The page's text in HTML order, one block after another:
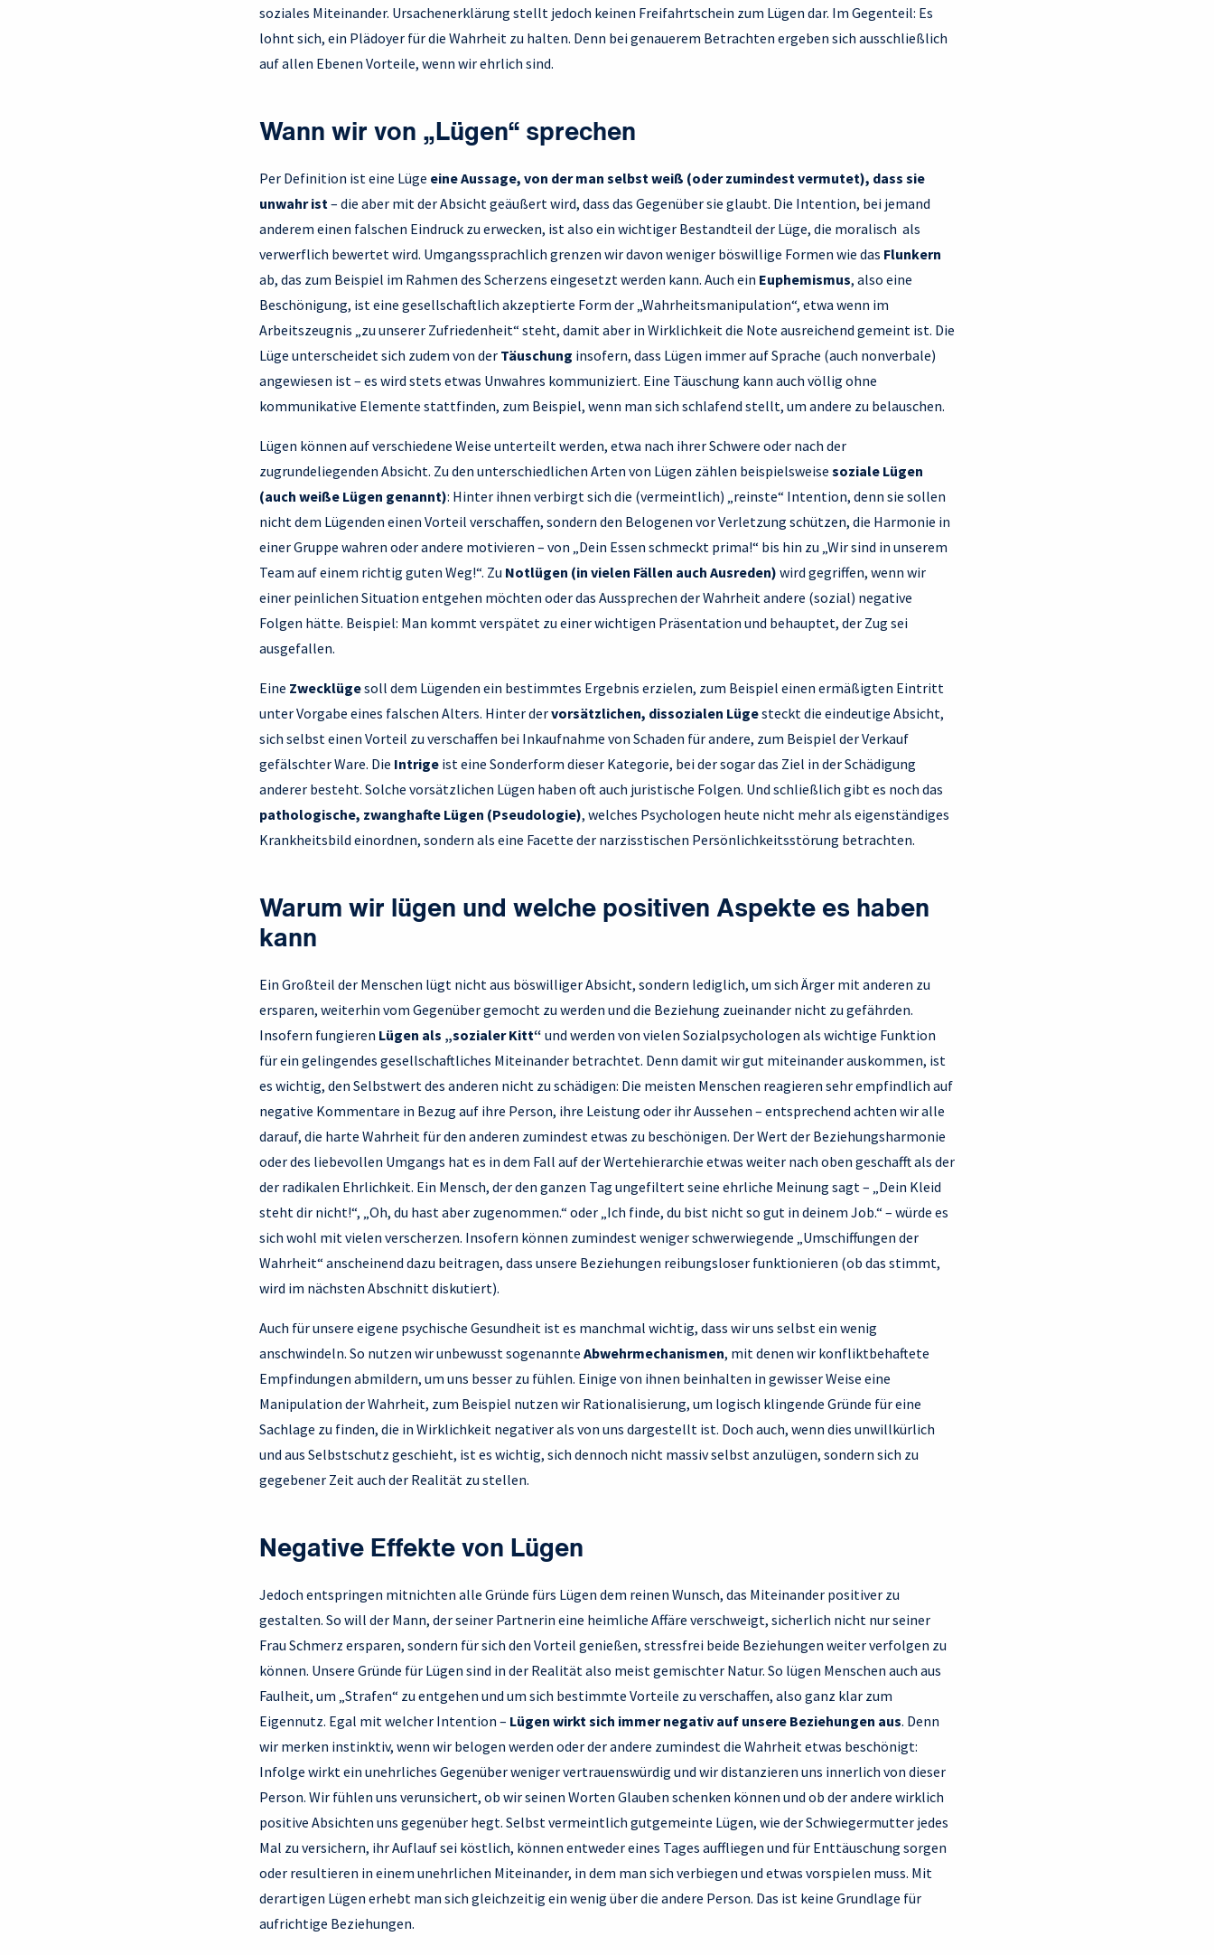
soziales Miteinander. Ursachenerklärung stellt jedoch keinen Freifahrtschein zum Lügen dar. Im Gegenteil: Es
lohnt sich, ein Plädoyer für die Wahrheit zu halten. Denn bei genauerem Betrachten ergeben sich ausschließlich
auf allen Ebenen Vorteile, wenn wir ehrlich sind.
Wann wir von „Lügen“ sprechen
Per Definition ist eine Lüge eine Aussage, von der man selbst weiß (oder zumindest vermutet), dass sie
unwahr ist– die aber mit der Absicht geäußert wird, dass das Gegenüber sie glaubt. Die Intention, bei jemand
anderem einen falschen Eindruck zu erwecken, ist also ein wichtiger Bestandteil der Lüge, die moralisch als
verwerflich bewertet wird. Umgangssprachlich grenzen wir davon weniger böswillige Formen wie das Flunkern
ab, das zum Beispiel im Rahmen des Scherzens eingesetzt werden kann. Auch ein Euphemismus, also eine
Beschönigung, ist eine gesellschaftlich akzeptierte Form der „Wahrheitsmanipulation“, etwa wenn im
Arbeitszeugnis „zu unserer Zufriedenheit“ steht, damit aber in Wirklichkeit die Note ausreichend gemeint ist. Die
Lüge unterscheidet sich zudem von der Täuschung insofern, dass Lügen immer auf Sprache (auch nonverbale)
angewiesen ist – es wird stets etwas Unwahres kommuniziert. Eine Täuschung kann auch völlig ohne
kommunikative Elemente stattfinden, zum Beispiel, wenn man sich schlafend stellt, um andere zu belauschen.
Lügen können auf verschiedene Weise unterteilt werden, etwa nach ihrer Schwere oder nach der
zugrundeliegenden Absicht. Zu den unterschiedlichen Arten von Lügen zählen beispielsweise soziale Lügen
(auch weiße Lügen genannt): Hinter ihnen verbirgt sich die (vermeintlich) „reinste“ Intention, denn sie sollen
nicht dem Lügenden einen Vorteil verschaffen, sondern den Belogenen vor Verletzung schützen, die Harmonie in
einer Gruppe wahren oder andere motivieren – von „Dein Essen schmeckt prima!“ bis hin zu „Wir sind in unserem
Team auf einem richtig guten Weg!“. Zu Notlügen (in vielen Fällen auch Ausreden) wird gegriffen, wenn wir
einer peinlichen Situation entgehen möchten oder das Aussprechen der Wahrheit andere (sozial) negative
Folgen hätte. Beispiel: Man kommt verspätet zu einer wichtigen Präsentation und behauptet, der Zug sei
ausgefallen.
Eine Zwecklügesoll dem Lügenden ein bestimmtes Ergebnis erzielen, zum Beispiel einen ermäßigten Eintritt
unter Vorgabe eines falschen Alters. Hinter dervorsätzlichen, dissozialen Lügesteckt die eindeutige Absicht,
sich selbst einen Vorteil zu verschaffen bei Inkaufnahme von Schaden für andere, zum Beispiel der Verkauf
gefälschter Ware. Die Intrige ist eine Sonderform dieser Kategorie, bei der sogar das Ziel in der Schädigung
anderer besteht. Solche vorsätzlichen Lügen haben oft auch juristische Folgen. Und schließlich gibt es noch das
pathologische, zwanghafte Lügen (Pseudologie), welches Psychologen heute nicht mehr als eigenständiges
Krankheitsbild einordnen, sondern als eine Facette der narzisstischen Persönlichkeitsstörung betrachten.
Warum wir lügen und welche positiven Aspekte es haben
kann
Ein Großteil der Menschen lügt nicht aus böswilliger Absicht, sondern lediglich, um sich Ärger mit anderen zu
ersparen, weiterhin vom Gegenüber gemocht zu werden und die Beziehung zueinander nicht zu gefährden.
Insofern fungieren Lügen als „sozialer Kitt“ und werden von vielen Sozialpsychologen als wichtige Funktion
für ein gelingendes gesellschaftliches Miteinander betrachtet. Denn damit wir gut miteinander auskommen, ist
es wichtig, den Selbstwert des anderen nicht zu schädigen: Die meisten Menschen reagieren sehr empfindlich auf
negative Kommentare in Bezug auf ihre Person, ihre Leistung oder ihr Aussehen – entsprechend achten wir alle
darauf, die harte Wahrheit für den anderen zumindest etwas zu beschönigen. Der Wert der Beziehungsharmonie
oder des liebevollen Umgangs hat es in dem Fall auf der Wertehierarchie etwas weiter nach oben geschafft als der
der radikalen Ehrlichkeit. Ein Mensch, der den ganzen Tag ungefiltert seine ehrliche Meinung sagt – „Dein Kleid
steht dir nicht!“, „Oh, du hast aber zugenommen.“ oder „Ich finde, du bist nicht so gut in deinem Job.“ – würde es
sich wohl mit vielen verscherzen. Insofern können zumindest weniger schwerwiegende „Umschiffungen der
Wahrheit“ anscheinend dazu beitragen, dass unsere Beziehungen reibungsloser funktionieren (ob das stimmt,
wird im nächsten Abschnitt diskutiert).
Auch für unsere eigene psychische Gesundheit ist es manchmal wichtig, dass wir uns selbst ein wenig
anschwindeln. So nutzen wir unbewusst sogenannte Abwehrmechanismen, mit denen wir konfliktbehaftete
Empfindungen abmildern, um uns besser zu fühlen. Einige von ihnen beinhalten in gewisser Weise eine
Manipulation der Wahrheit, zum Beispiel nutzen wir Rationalisierung, um logisch klingende Gründe für eine
Sachlage zu finden, die in Wirklichkeit negativer als von uns dargestellt ist. Doch auch, wenn dies unwillkürlich
und aus Selbstschutz geschieht, ist es wichtig, sich dennoch nicht massiv selbst anzulügen, sondern sich zu
gegebener Zeit auch der Realität zu stellen.
Negative Effekte von Lügen
Jedoch entspringen mitnichten alle Gründe fürs Lügen dem reinen Wunsch, das Miteinander positiver zu
gestalten. So will der Mann, der seiner Partnerin eine heimliche Affäre verschweigt, sicherlich nicht nur seiner
Frau Schmerz ersparen, sondern für sich den Vorteil genießen, stressfrei beide Beziehungen weiter verfolgen zu
können. Unsere Gründe für Lügen sind in der Realität also meist gemischter Natur. So lügen Menschen auch aus
Faulheit, um „Strafen“ zu entgehen und um sich bestimmte Vorteile zu verschaffen, also ganz klar zum
Eigennutz. Egal mit welcher Intention – Lügen wirkt sich immer negativ auf unsere Beziehungen aus. Denn
wir merken instinktiv, wenn wir belogen werden oder der andere zumindest die Wahrheit etwas beschönigt:
Infolge wirkt ein unehrliches Gegenüber weniger vertrauenswürdig und wir distanzieren uns innerlich von dieser
Person. Wir fühlen uns verunsichert, ob wir seinen Worten Glauben schenken können und ob der andere wirklich
positive Absichten uns gegenüber hegt. Selbst vermeintlich gutgemeinte Lügen, wie der Schwiegermutter jedes
Mal zu versichern, ihr Auflauf sei köstlich, können entweder eines Tages auffliegen und für Enttäuschung sorgen
oder resultieren in einem unehrlichen Miteinander, in dem man sich verbiegen und etwas vorspielen muss. Mit
derartigen Lügen erhebt man sich gleichzeitig ein wenig über die andere Person. Das ist keine Grundlage für
aufrichtige Beziehungen.